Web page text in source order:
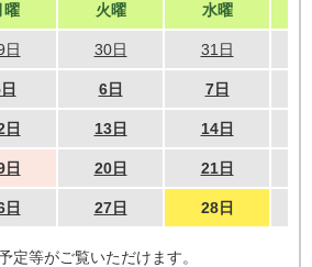
曜 火曜 水曜
日 30日 31日
6日 7日
日 13日 14日
日 20日 21日
日 27日 28日
定等がご覧いただけます。